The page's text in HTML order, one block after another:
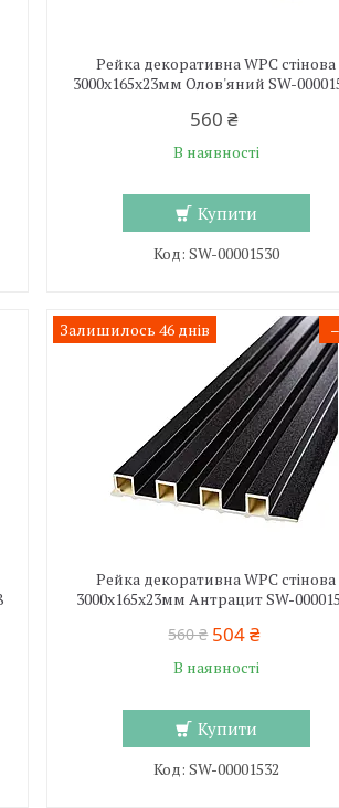
Рейка декоративна WPC стінова
3000х165х23мм Олов'яний SW-
560 ₴
В наявності
Купити
SW-00001530
Залишилось 46 днів
Рейка декоративна WPC стінова
3000х165х23мм Антрацит SW-
560 ₴ 504 ₴
В наявності
Купити
SW-00001532